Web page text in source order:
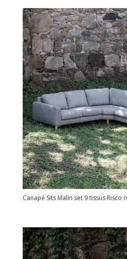
Canapé Sits Malin set 9 tissus Risco